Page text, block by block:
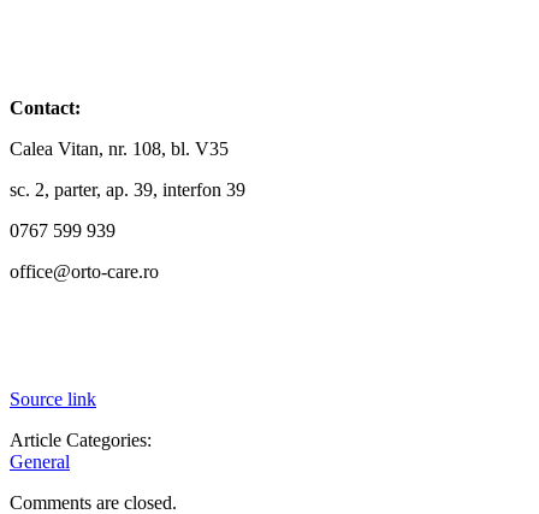
Contact:
Calea Vitan, nr. 108, bl. V35
sc. 2, parter, ap. 39, interfon 39
0767 599 939
office@orto-care.ro
Source link
Article Categories:
General
Comments are closed.